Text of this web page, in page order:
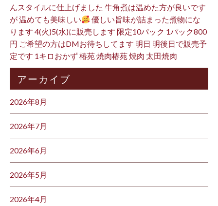
んスタイルに仕上げました 牛角煮は温めた方が良いです
が 温めても美味しい
優しい旨味が詰まった煮物にな
ります 4(火)5(水)に販売します 限定10パック 1パック800
円 ご希望の方はDMお待ちしてます 明日 明後日で販売予
定です 1キロおかず 椿苑 焼肉椿苑 焼肉 太田焼肉
アーカイブ
2026年8月
2026年7月
2026年6月
2026年5月
2026年4月